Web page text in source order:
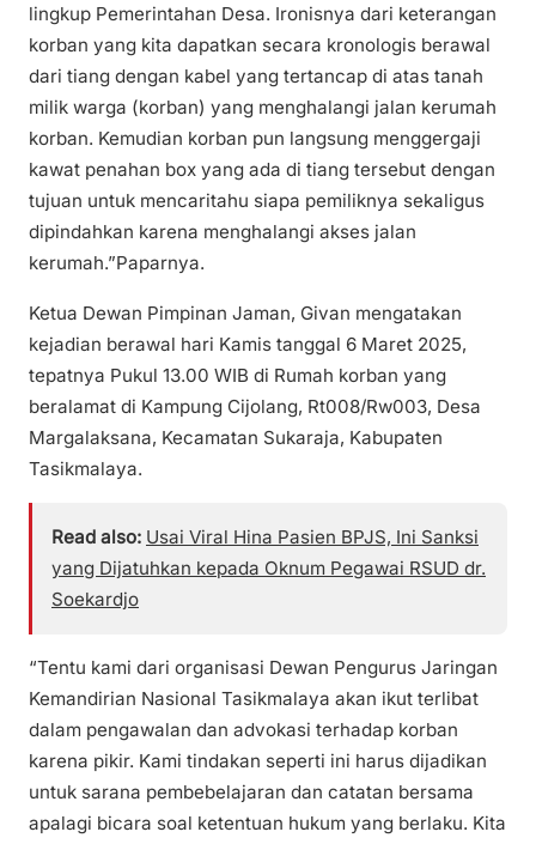
lingkup Pemerintahan Desa. Ironisnya dari keterangan
korban yang kita dapatkan secara kronologis berawal
dari tiang dengan kabel yang tertancap di atas tanah
milik warga (korban) yang menghalangi jalan kerumah
korban. Kemudian korban pun langsung menggergaji
kawat penahan box yang ada di tiang tersebut dengan
tujuan untuk mencaritahu siapa pemiliknya sekaligus
dipindahkan karena menghalangi akses jalan
kerumah.”Paparnya.
Ketua Dewan Pimpinan Jaman, Givan mengatakan
kejadian berawal hari Kamis tanggal 6 Maret 2025,
tepatnya Pukul 13.00 WIB di Rumah korban yang
beralamat di Kampung Cijolang, Rt008/Rw003, Desa
Margalaksana, Kecamatan Sukaraja, Kabupaten
Tasikmalaya.
Read also: Usai Viral Hina Pasien BPJS, Ini Sanksi
yang Dijatuhkan kepada Oknum Pegawai RSUD dr.
Soekardjo
“Tentu kami dari organisasi Dewan Pengurus Jaringan
Kemandirian Nasional Tasikmalaya akan ikut terlibat
dalam pengawalan dan advokasi terhadap korban
karena pikir. Kami tindakan seperti ini harus dijadikan
untuk sarana pembebelajaran dan catatan bersama
apalagi bicara soal ketentuan hukum yang berlaku. Kita